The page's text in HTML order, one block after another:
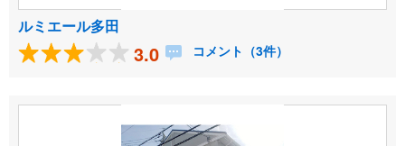
ルミエール多田
3.0 コメント（3件）